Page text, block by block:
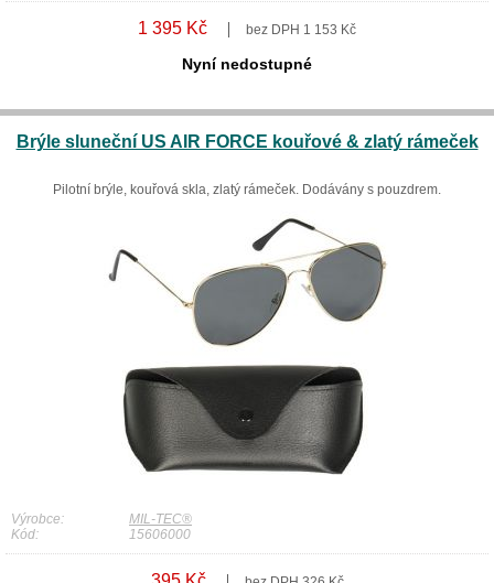
1 395 Kč bez DPH 1 153 Kč
Nyní nedostupné
Brýle sluneční US AIR FORCE kouřové & zlatý rámeček
Pilotní brýle, kouřová skla, zlatý rámeček. Dodávány s pouzdrem.
Výrobce:
MIL-TEC®
Kód:
15606000